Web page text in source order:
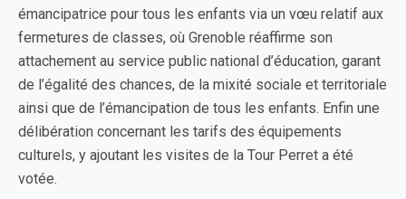
émancipatrice pour tous les enfants via un vœu relatif aux
fermetures de classes, où Grenoble réaffirme son
attachement au service public national d’éducation, garant
de l’égalité des chances, de la mixité sociale et territoriale
ainsi que de l’émancipation de tous les enfants. Enfin une
délibération concernant les tarifs des équipements
culturels, y ajoutant les visites de la Tour Perret a été
votée.